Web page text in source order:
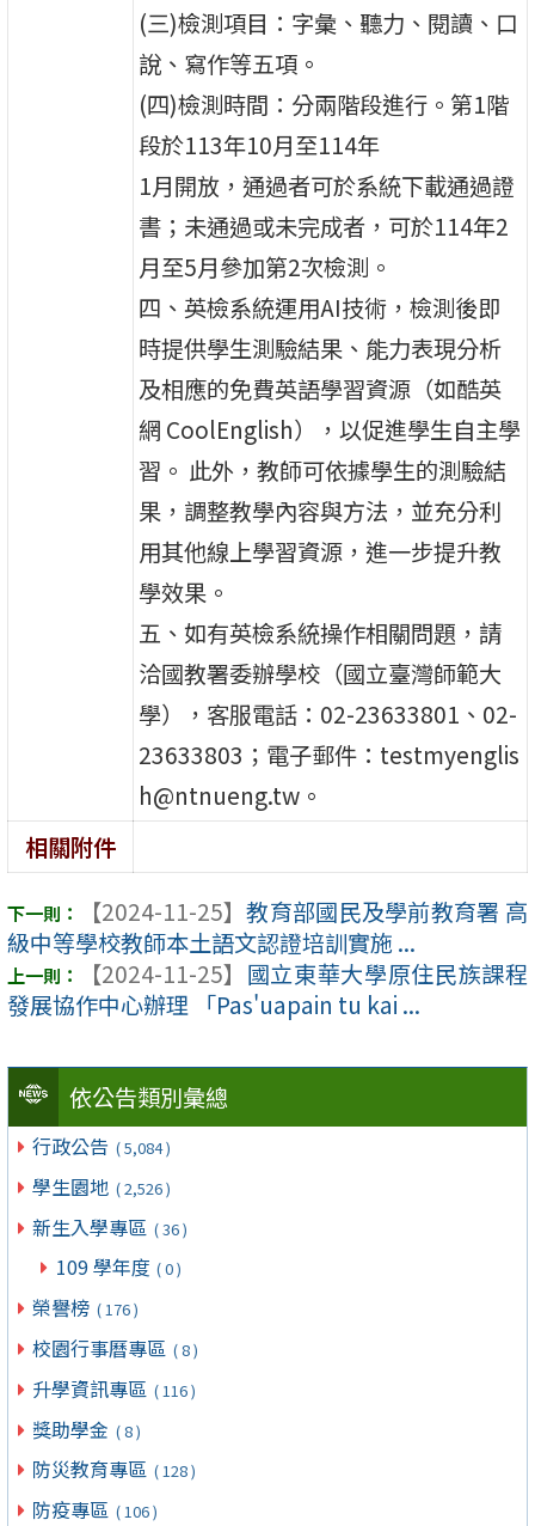
依公告類別彙總
行政公告 ( 5,084 )
學生園地 ( 2,526 )
新生入學專區 ( 36 )
109 學年度 ( 0 )
榮譽榜 ( 176 )
校園行事曆專區 ( 8 )
升學資訊專區 ( 116 )
獎助學金 ( 8 )
防災教育專區 ( 128 )
防疫專區 ( 106 )
(三)檢測項目：字彙、聽力、閱讀、口
說、寫作等五項。
(四)檢測時間：分兩階段進行。第1階
段於113年10月至114年
1月開放，通過者可於系統下載通過證
書；未通過或未完成者，可於114年2
月至5月參加第2次檢測。
四、英檢系統運用AI技術，檢測後即
時提供學生測驗結果、能力表現分析
及相應的免費英語學習資源（如酷英
網 CoolEnglish），以促進學生自主學
習。 此外，教師可依據學生的測驗結
果，調整教學內容與方法，並充分利
用其他線上學習資源，進一步提升教
學效果。
五、如有英檢系統操作相關問題，請
洽國教署委辦學校（國立臺灣師範大
學），客服電話：02-23633801、02-
23633803；電子郵件：testmyenglis
h@ntnueng.tw。
相關附件
【2024-11-25】 教育部國民及學前教育署 高
級中等學校教師本土語文認證培訓實施 ...
【2024-11-25】 國立東華大學原住民族課程
發展協作中心辦理 「Pas'uapain tu kai ...